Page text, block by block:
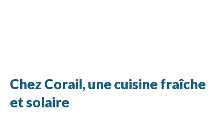
Chez Corail, une cuisine fraîche
et solaire